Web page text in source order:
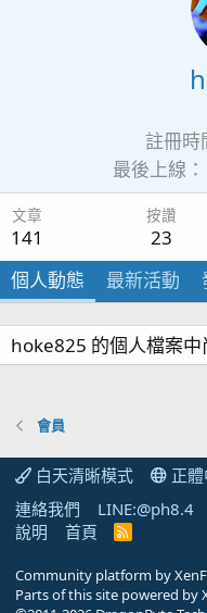
註冊時
最後上線
文章
141
按讚
23
個人動態
最新活動
hoke825 的個人檔案中
會員
白天清晰模式
正體
連絡我們
LINE:@ph8.4
說明
首頁
R
Community platform by
Parts of this site powered by